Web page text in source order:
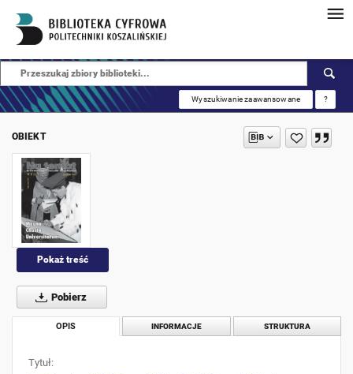
Wyszukiwanie zaawansowane ?
OBIEKT
Pokaż treść
Pobierz
OPIS INFORMACJE STRUKTURA
Tytuł: